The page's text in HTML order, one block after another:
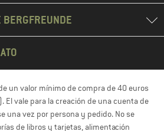
BERGFREUNDE
un valor mínimo de compra de 40 euros
El vale para la creación de una cuenta de
una vez por persona y pedido. No se
de libros y tarjetas, alimentación